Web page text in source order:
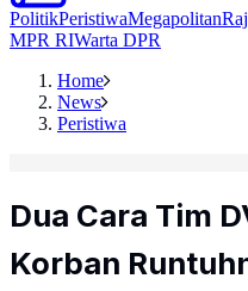
PolitikPeristiwaMegapolitan
MPR RIWarta DPR
Home
News
Peristiwa
Dua Cara Tim
Korban